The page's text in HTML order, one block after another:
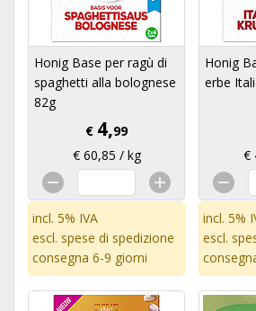
Honig Base per ragù di
spaghetti alla bolognese
82g
€ 4,99
€ 60,85 / kg
incl. 5% IVA
escl. spese di spedizione
consegna 6-9 giorni
Honig
erbe
€
incl. 5%
escl.